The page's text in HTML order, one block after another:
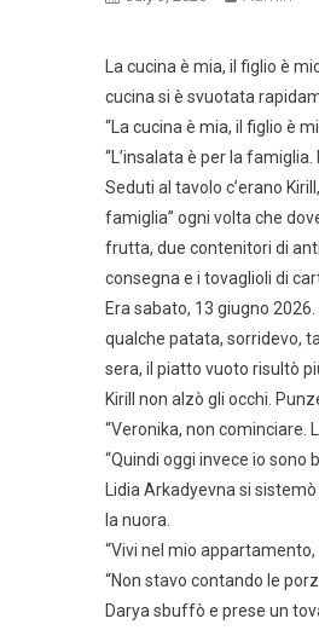
La cucina è mia, il figlio è
cucina si è svuotata
“La cucina è mia, il figlio è
“L’insalata è per la
Seduti al tavolo c’erano
famiglia” ogni volta che
frutta, due contenitori di
consegna e i tovaglioli di
Era sabato, 13 giugno
qualche patata, sorridevo,
sera, il piatto vuoto risultò
Kirill non alzò gli occhi.
“Veronika, non cominciare.
“Quindi oggi invece io sono
Lidia Arkadyevna si
la nuora.
“Vivi nel mio
“Non stavo contando le
Darya sbuffò e prese un